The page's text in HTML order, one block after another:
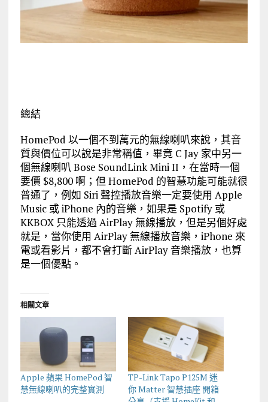
總結
HomePod 以一個不到萬元的無線喇叭來說，其音
質與價位可以說是非常稱值，畢竟 C Jay 家中另一
個無線喇叭 Bose SoundLink Mini II，在當時一個
要價 $8,800 啊；但 HomePod 的智慧功能可能就很
普通了，例如 Siri 聲控播放音樂一定要使用 Apple
Music 或 iPhone 內的音樂，如果是 Spotify 或
KKBOX 只能透過 AirPlay 無線播放，但是另個好處
就是，當你使用 AirPlay 無線播放音樂，iPhone 來
電或看影片，都不會打斷 AirPlay 音樂播放，也算
是一個優點。
相關文章
Apple 蘋果 HomePod 智
慧無線喇叭的完整實測
TP-Link Tapo P125M 迷
你 Matter 智慧插座 開箱